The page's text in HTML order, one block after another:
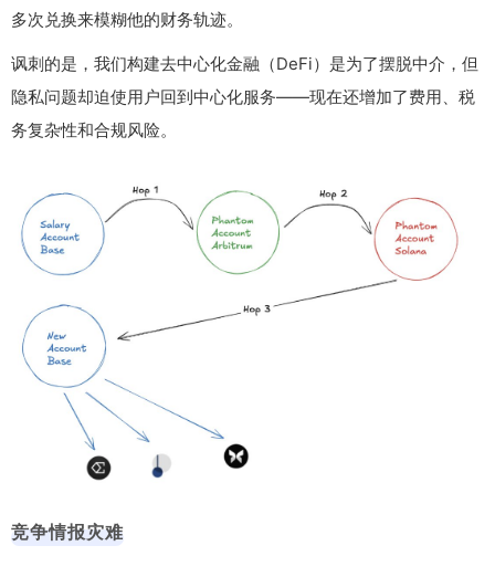
多次兑换来模糊他的财务轨迹。
讽刺的是，我们构建去中心化金融（DeFi）是为了摆脱中介，但
隐私问题却迫使用户回到中心化服务——现在还增加了费用、税
务复杂性和合规风险。
竞争情报灾难